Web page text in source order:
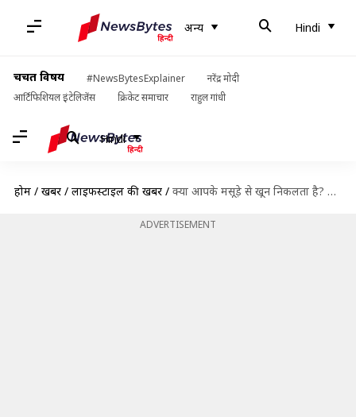
अन्य Hindi
चर्चित विषय #NewsBytesExplainer
नरेंद्र मोदी
आर्टिफिशियल इंटेलिजेंस
क्रिकेट समाचार राहुल गांधी
Hindi
होम / खबरें / लाइफस्टाइल की खबरें / क्या आपके मसूड़े से खून निकलता है? जानिए इसके 5 कारण
ADVERTISEMENT